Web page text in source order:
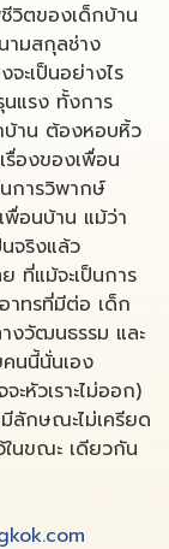
ตของเด็กบ้าน
ามสกุลช่าง
ะเป็นอย่างไร
แรง ทั้งการ
บ้าน ต้องหอบหิ้ว
รื่องของเพื่อน
การวิพากษ์
พื่อนบ้าน แม้ว่า
จริงแล้ว
ที่แม้จะเป็นการ
าทรที่มีต่อ เด็ก
งวัฒนธรรม และ
นนี้นั่นเอง
หัวเราะไม่ออก)
ลักษณะไม่เครียด
ในขณะ เดียวกัน